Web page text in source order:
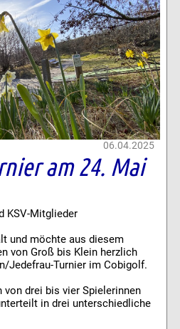
06.04.2025
am 24. Mai
KSV-Mitglieder
und möchte aus diesem
von Groß bis Klein herzlich
Jedefrau-Turnier im Cobigolf.
von drei bis vier Spielerinnen
in drei unterschiedliche